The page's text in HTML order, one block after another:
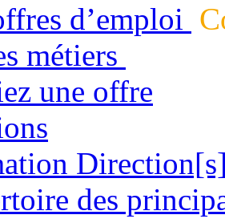
d’emploi
métiers
une offre
des